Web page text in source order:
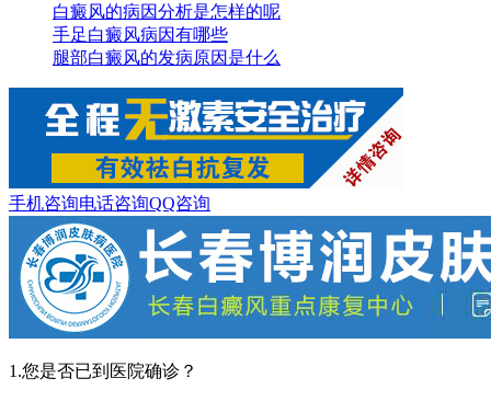
白癜风的病因分析是怎样的呢
手足白癜风病因有哪些
腿部白癜风的发病原因是什么
手机咨询电话咨询QQ咨询
1.您是否已到医院确诊？